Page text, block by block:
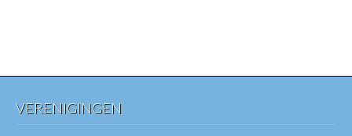
VERENIGINGEN